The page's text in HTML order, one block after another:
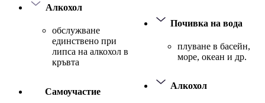
Алкохол
обслужване
единствено при
липса на алкохол в
кръвта
Самоучастие
Почивка на вода
плуване в басейн,
море, океан и др.
Алкохол